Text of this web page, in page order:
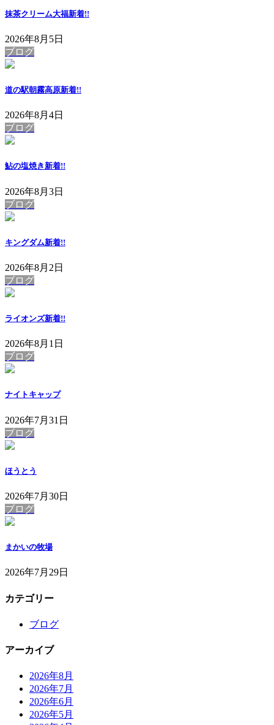
抹茶クリーム大福新着!!
2026年8月5日
ブログ
道の駅朝霧高原新着!!
2026年8月4日
ブログ
鮎の塩焼き新着!!
2026年8月3日
ブログ
キングダム新着!!
2026年8月2日
ブログ
ライオンズ新着!!
2026年8月1日
ブログ
ナイトキャップ
2026年7月31日
ブログ
ほうとう
2026年7月30日
ブログ
まかいの牧場
2026年7月29日
カテゴリー
ブログ
アーカイブ
2026年8月
2026年7月
2026年6月
2026年5月